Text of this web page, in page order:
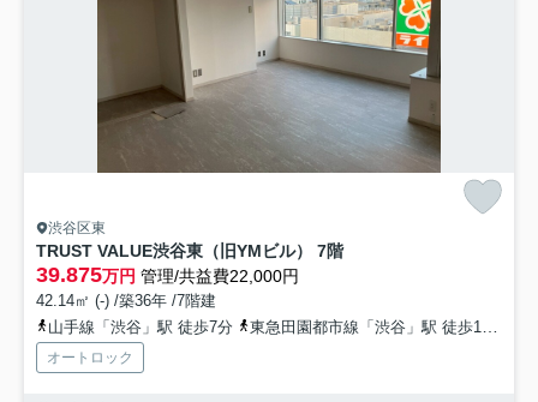
渋谷区東
TRUST VALUE渋谷東（旧YMビル） 7階
39.875万円 管理/共益費22,000円
42.14㎡ (-) /築36年 /7階建
山手線「渋谷」駅 徒歩7分
東急田園都市線「渋谷」駅 徒歩10分
オートロック